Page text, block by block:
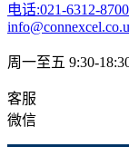
电话:021-6312-8700
周一至五 9:30-
客服
微信